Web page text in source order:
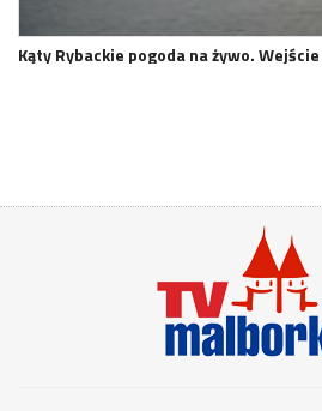
Kąty Rybackie pogoda na żywo.